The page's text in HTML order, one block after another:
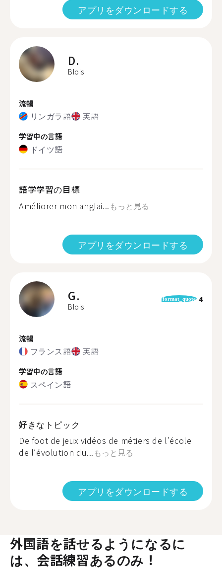
アプリをダウンロードする
D.
Blois
流暢
リンガラ語 英語
学習中の言語
ドイツ語
語学学習の目標
Améliorer mon anglai... もっと見る
アプリをダウンロードする
G.
Blois
format_quote 4
流暢
フランス語 英語
学習中の言語
スペイン語
好きなトピック
De foot de jeux vidéos de métiers de l’école
de l’évolution du... もっと見る
アプリをダウンロードする
外国語を話せるようになるに
は、会話練習あるのみ！